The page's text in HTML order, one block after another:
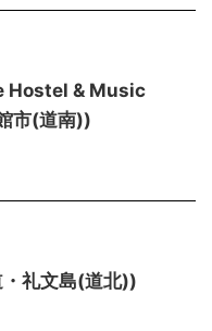
Hostel & Music
市(道南))
礼文島(道北))